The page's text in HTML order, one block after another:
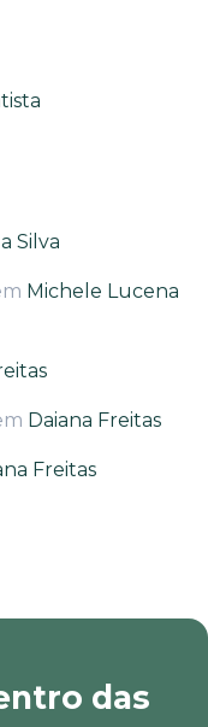
Silva
Michele Lucena
Daiana Freitas
Freitas
das